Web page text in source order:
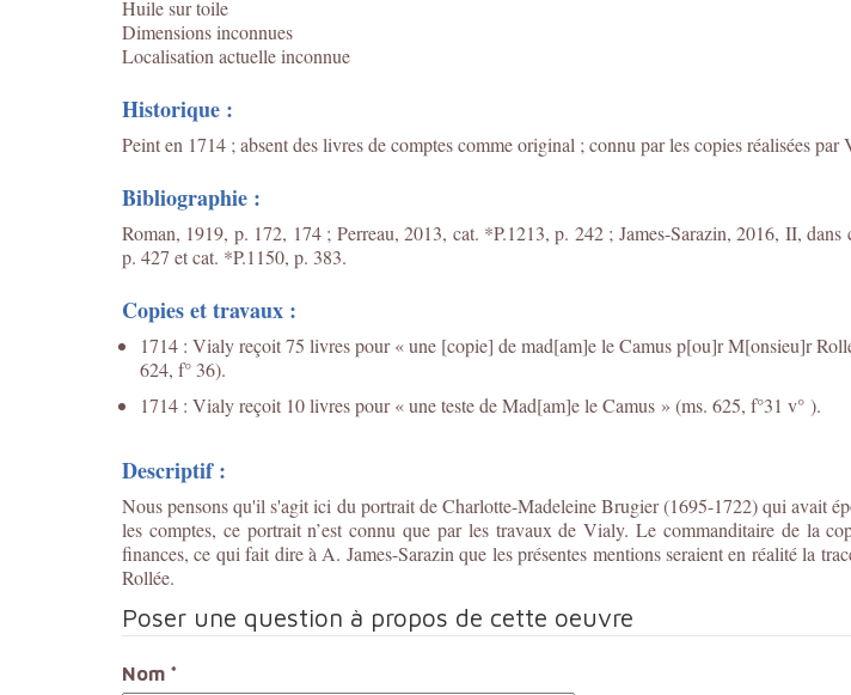
Huile sur toile
Dimensions inconnues
Localisation actuelle inconnue
Historique :
Peint en 1714 ; absent des livres de comptes comme original ; connu par les copies réalisées par
Bibliographie :
Roman, 1919, p. 172, 174 ; Perreau, 2013, cat. *P.1213, p. 242 ; James-Sarazin, 2016, II, dans
p. 427 et cat. *P.1150, p. 383.
Copies et travaux :
1714 : Vialy reçoit 75 livres pour « une [copie] de mad[am]e le Camus p[ou]r M[onsieu]r
624, f° 36).
1714 : Vialy reçoit 10 livres pour « une teste de Mad[am]e le Camus » (ms. 625, f°31 v° ).
Descriptif :
Nous pensons qu'il s'agit ici du portrait de Charlotte-Madeleine Brugier (1695-1722) qui avait
les comptes, ce portrait n’est connu que par les travaux de Vialy. Le commanditaire de la
finances, ce qui fait dire à A. James-Sarazin que les présentes mentions seraient en réalité la
Rollée.
Poser une question à propos de cette oeuvre
Nom *